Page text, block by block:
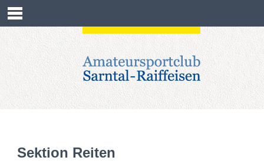
HOME
DER VEREIN
SEKTIONEN
ANMELDUNGEN
RESERVIERUNG
Sektion Reiten